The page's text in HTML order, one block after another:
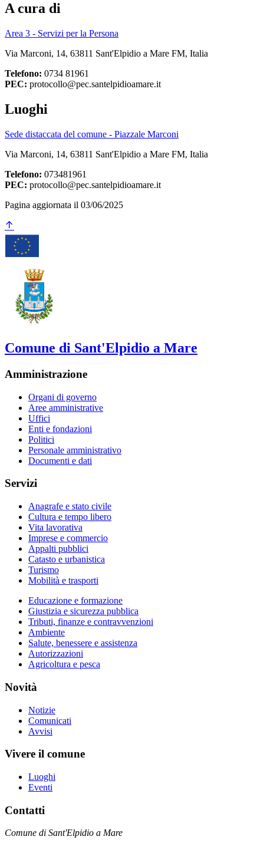
A cura di
Area 3 - Servizi per la Persona
Via Marconi, 14, 63811 Sant'Elpidio a Mare FM, Italia
Telefono: 0734 81961
PEC: protocollo@pec.santelpidioamare.it
Luoghi
Sede distaccata del comune - Piazzale Marconi
Via Marconi, 14, 63811 Sant'Elpidio a Mare FM, Italia
Telefono: 073481961
PEC: protocollo@pec.santelpidioamare.it
Pagina aggiornata il 03/06/2025
Comune di Sant'Elpidio a Mare
Amministrazione
Organi di governo
Aree amministrative
Uffici
Enti e fondazioni
Politici
Personale amministrativo
Documenti e dati
Servizi
Anagrafe e stato civile
Cultura e tempo libero
Vita lavorativa
Imprese e commercio
Appalti pubblici
Catasto e urbanistica
Turismo
Mobilità e trasporti
Educazione e formazione
Giustizia e sicurezza pubblica
Tributi, finanze e contravvenzioni
Ambiente
Salute, benessere e assistenza
Autorizzazioni
Agricoltura e pesca
Novità
Notizie
Comunicati
Avvisi
Vivere il comune
Luoghi
Eventi
Contatti
Comune di Sant'Elpidio a Mare